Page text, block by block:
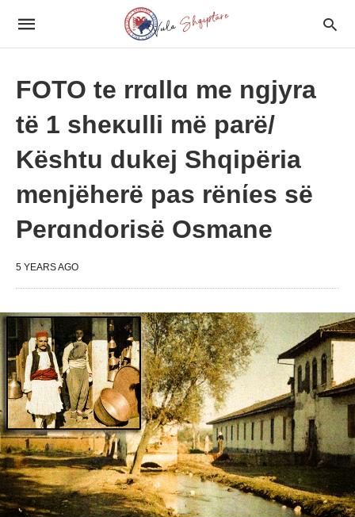
FOTO te rrɑllɑ me ngjyra
të 1 sheκulli më parë/
Kështu dukej Shqipëria
menjëherë pas rënίes së
Perɑndorisë Osmane
5 YEARS AGO